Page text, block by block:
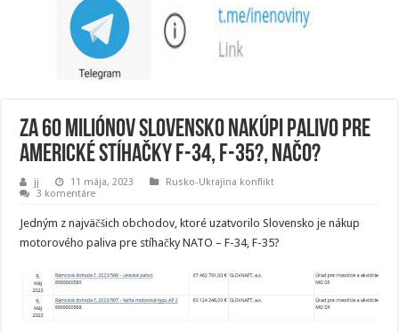
Za 60 miliónov Slovensko nakúpi palivo pre
americké stíhačky F-34, F-35?, načo?
jj 11 mája, 2023
Rusko-Ukrajina konflikt
3 komentáre
Jedným z najväčšich obchodov, ktoré uzatvorilo Slovensko je nákup
motorového paliva pre stíhačky NATO – F-34, F-35?